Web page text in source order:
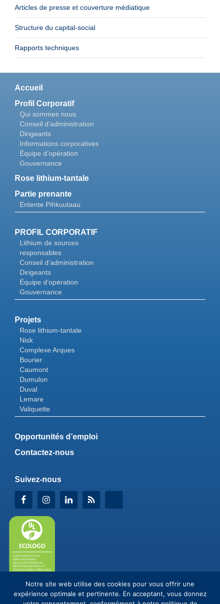
Articles de presse et couverture médiatique
Structure du capital-social
Rapports techniques
Accueil
Profil Corporatif
Qui sommes nous
Conseil d’administration
Dirigeants
Informations corporatives
Équipe d’opération
Gouvernance
Rose lithium-tantale
Partie prenante
Entente Pihkuutaau
PROFIL CORPORATIF
Lithium de sources
responsables
Conseil d’administration
Dirigeants
Équipe d’opération
Gouvernance
Projets
Rose lithium-tantale
Nisk
Complexe Arques
Bourier
Caumont
Dumulon
Duval
Lemare
Valiquette
Opportunités d’emploi
Contactez-nous
Suivez-nous
Notre site web utilise des cookies pour vous offrir une
expérience optimale et pertinente. En acceptant, vous donnez